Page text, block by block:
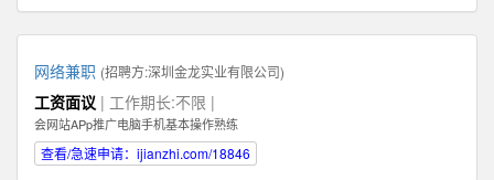
材； 6、负责公司产品包括网页和手机应用程序等的人机交互界面设计，提高用
户使用体验； 7、根据项目具体要求解决各类UI设计和优化问题。 职位要求：
1、一年以上相关专业工作经验。 2、熟练使用设计工具如Photoshop，
Illustrator，Flash等；掌握HTML，XHTML，CSS，XML，JavaScrip等常用语言
软件。 3、具有丰富的视觉创作经验和独到的审美修养 4、具备优秀的网站整体
策划、设计能力,有丰富的网页设计经验.
网络兼职 (招聘方:深圳金龙实业有限公司)
工资面议 | 工作期长:不限 |
会网站APp推广电脑手机基本操作熟练
查看/急速申请：ijianzhi.com/18846